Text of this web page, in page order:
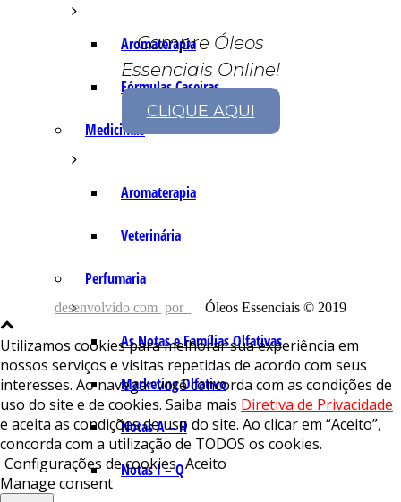
Aromaterapia
Fórmulas Caseiras
Medicinais
Aromaterapia
Veterinária
Perfumaria
As Notas e Famílias Olfativas
Marketing Olfativo
Notas A – H
Notas I – Q
Compre Óleos
Essenciais Online!
CLIQUE AQUI
desenvolvido com por Óleos Essenciais © 2019
Utilizamos cookies para melhorar sua experiência em
nossos serviços e visitas repetidas de acordo com seus
interesses. Ao navegar você concorda com as condições de
uso do site e de cookies. Saiba mais Diretiva de Privacidade
e aceita as condições de uso do site. Ao clicar em “Aceito”,
concorda com a utilização de TODOS os cookies.
Configurações de cookies Aceito
Manage consent